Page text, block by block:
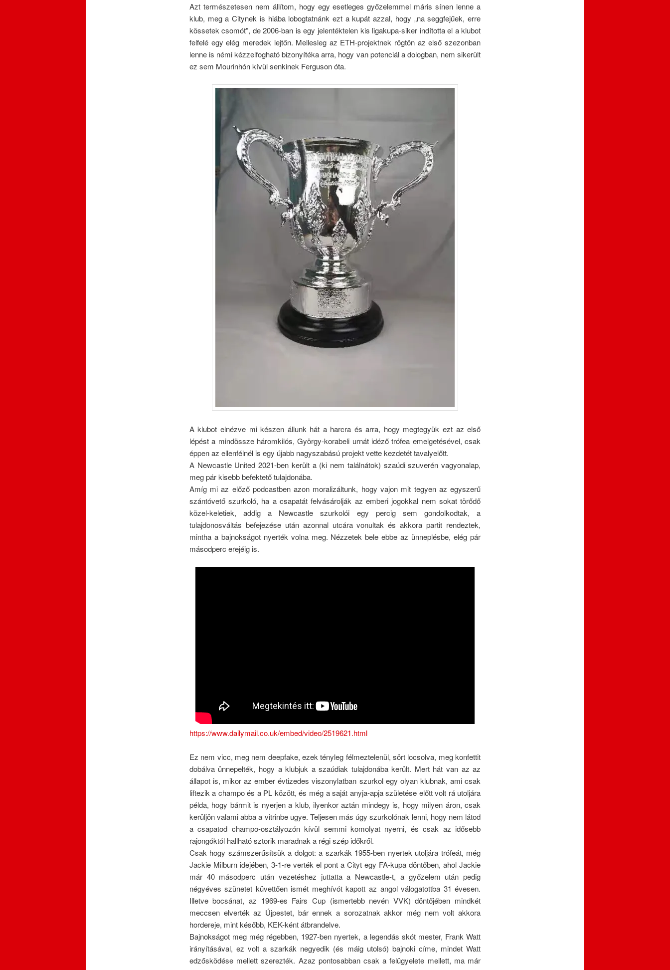
Azt természetesen nem állítom, hogy egy esetleges győzelemmel máris sínen lenne a
klub, meg a Citynek is hiába lobogtatnánk ezt a kupát azzal, hogy „na seggfejűek, erre
kössetek csomót”, de 2006-ban is egy jelentéktelen kis ligakupa-siker indította el a klubot
felfelé egy elég meredek lejtőn. Mellesleg az ETH-projektnek rögtön az első szezonban
lenne is némi kézzelfogható bizonyítéka arra, hogy van potenciál a dologban, nem sikerült
ez sem Mourinhón kívül senkinek Ferguson óta.
A klubot elnézve mi készen állunk hát a harcra és arra, hogy megtegyük ezt az első
lépést a mindössze háromkilós, György-korabeli urnát idéző trófea emelgetésével, csak
éppen az ellenfélnél is egy újabb nagyszabású projekt vette kezdetét tavalyelőtt.
A Newcastle United 2021-ben került a (ki nem találnátok) szaúdi szuverén vagyonalap,
meg pár kisebb befektető tulajdonába.
Amíg mi az előző podcastben azon moralizáltunk, hogy vajon mit tegyen az egyszerű
szántóvető szurkoló, ha a csapatát felvásárolják az emberi jogokkal nem sokat törődő
közel-keletiek, addig a Newcastle szurkolói egy percig sem gondolkodtak, a
tulajdonosváltás befejezése után azonnal utcára vonultak és akkora partit rendeztek,
mintha a bajnokságot nyerték volna meg. Nézzetek bele ebbe az ünneplésbe, elég pár
másodperc erejéig is.
https://www.dailymail.co.uk/embed/video/2519621.html
Ez nem vicc, meg nem deepfake, ezek tényleg félmeztelenül, sört locsolva, meg konfettit
dobálva ünnepelték, hogy a klubjuk a szaúdiak tulajdonába került. Mert hát van az az
állapot is, mikor az ember évtizedes viszonylatban szurkol egy olyan klubnak, ami csak
liftezik a champo és a PL között, és még a saját anyja-apja születése előtt volt rá utoljára
példa, hogy bármit is nyerjen a klub, ilyenkor aztán mindegy is, hogy milyen áron, csak
kerüljön valami abba a vitrinbe ugye. Teljesen más úgy szurkolónak lenni, hogy nem látod
a csapatod champo-osztályozón kívül semmi komolyat nyerni, és csak az idősebb
rajongóktól hallható sztorik maradnak a régi szép időkről.
Csak hogy számszerűsítsük a dolgot: a szarkák 1955-ben nyertek utoljára trófeát, még
Jackie Milburn idejében, 3-1-re verték el pont a Cityt egy FA-kupa döntőben, ahol Jackie
már 40 másodperc után vezetéshez juttatta a Newcastle-t, a győzelem után pedig
négyéves szünetet küvettően ismét meghívót kapott az angol válogatottba 31 évesen.
Illetve bocsánat, az 1969-es Fairs Cup (ismertebb nevén VVK) döntőjében mindkét
meccsen elverték az Újpestet, bár ennek a sorozatnak akkor még nem volt akkora
hordereje, mint később, KEK-ként átbrandelve.
Bajnokságot meg még régebben, 1927-ben nyertek, a legendás skót mester, Frank Watt
irányításával, ez volt a szarkák negyedik (és máig utolsó) bajnoki címe, mindet Watt
edzősködése mellett szerezték. Azaz pontosabban csak a felügyelete mellett, ma már